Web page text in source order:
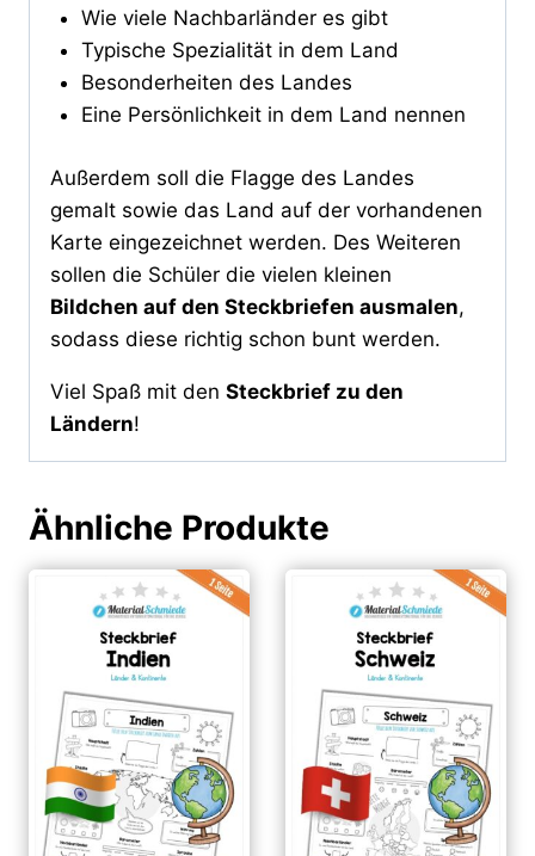
Wie viele Nachbarländer es gibt
Typische Spezialität in dem Land
Besonderheiten des Landes
Eine Persönlichkeit in dem Land nennen
Außerdem soll die Flagge des Landes
gemalt sowie das Land auf der vorhandenen
Karte eingezeichnet werden. Des Weiteren
sollen die Schüler die vielen kleinen
Bildchen auf den Steckbriefen ausmalen,
sodass diese richtig schon bunt werden.
Viel Spaß mit den Steckbrief zu den
Ländern!
Ähnliche Produkte